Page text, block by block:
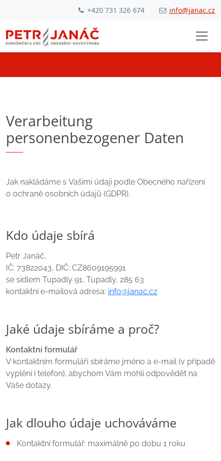
+420 731 326 674 info@janac.cz
Verarbeitung
personenbezogener Daten
Jak nakládáme s Vašimi údaji podle Obecného nařízení
o ochraně osobních údajů (GDPR).
Kdo údaje sbírá
Petr Janáč,
IČ: 73822043, DIČ: CZ8609195991
se sídlem Tupadly 91, Tupadly, 285 63
kontaktní e-mailová adresa: info@janac.cz
Jaké údaje sbíráme a proč?
Kontaktní formulář
V kontaktním formuláři sbíráme jméno a e-mail (v případě
vyplění i telefon), abychom Vám mohli odpovědět na
Vaše dotazy.
Jak dlouho údaje uchováváme
Kontaktní formulář: maximálně po dobu 1 roku